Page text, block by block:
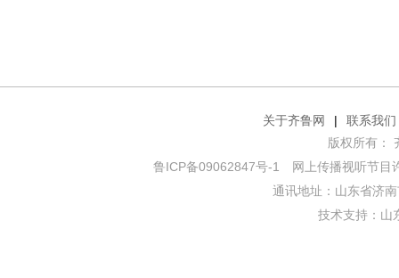
关于齐鲁网 |
联系我们
版权所有：
鲁ICP备09062847号-1 网上传播视听节目
通讯地址：山东省济
技术支持： 山